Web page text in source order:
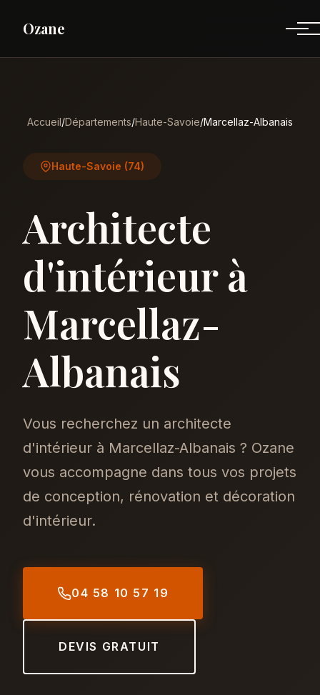
Ozane
Accueil/Départements/Haute-Savoie/Marcellaz-Albanais
Haute-Savoie (74)
Architecte
d'intérieur à
Marcellaz-
Albanais
Vous recherchez un architecte
d'intérieur à Marcellaz-Albanais ? Ozane
vous accompagne dans tous vos projets
de conception, rénovation et décoration
d'intérieur.
04 58 10 57 19
DEVIS GRATUIT